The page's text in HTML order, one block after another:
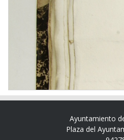
Ayuntamiento
Plaza del